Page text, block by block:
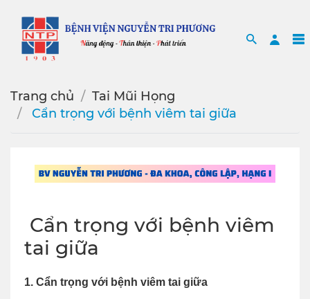
Search
Trang chủ
Tai Mũi Họng
️ Cẩn trọng với bệnh viêm tai giữa
️ Cẩn trọng với bệnh viêm
tai giữa
1. Cẩn trọng với bệnh viêm tai giữa